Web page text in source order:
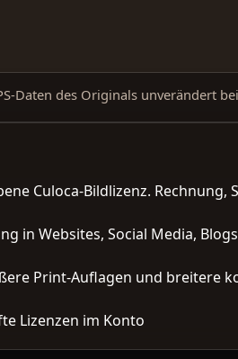
Daten des Originals unverändert
Culoca-Bildlizenz.
in Websites, Social Media,
Print-Auflagen und breitere
Lizenzen im Konto